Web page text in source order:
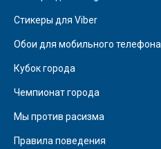
Стикеры для Viber
Обои для мобильного телефона
Кубок города
Чемпионат города
Мы против расизма
Правила поведения